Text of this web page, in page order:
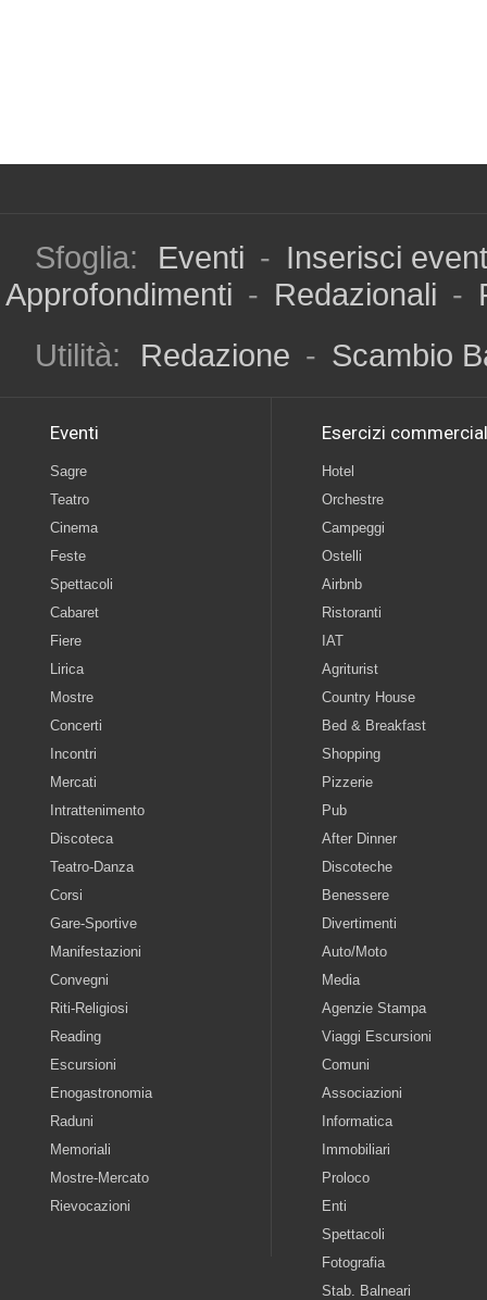
Sfoglia: Eventi - Inserisci
Approfondimenti - Redazionali -
Utilità:
Redazione - Scambio
Eventi
Sagre
Teatro
Cinema
Feste
Spettacoli
Cabaret
Fiere
Lirica
Mostre
Concerti
Incontri
Mercati
Intrattenimento
Discoteca
Teatro-Danza
Corsi
Gare-Sportive
Manifestazioni
Convegni
Riti-Religiosi
Reading
Escursioni
Enogastronomia
Raduni
Memoriali
Mostre-Mercato
Rievocazioni
Esercizi
Hotel
Orchestre
Campeggi
Ostelli
Airbnb
Ristoranti
IAT
Agriturist
Country House
Bed & Breakfast
Shopping
Pizzerie
Pub
After Dinner
Discoteche
Benessere
Divertimenti
Auto/Moto
Media
Agenzie Stampa
Viaggi Escursioni
Comuni
Associazioni
Informatica
Immobiliari
Proloco
Enti
Spettacoli
Fotografia
Stab. Balneari